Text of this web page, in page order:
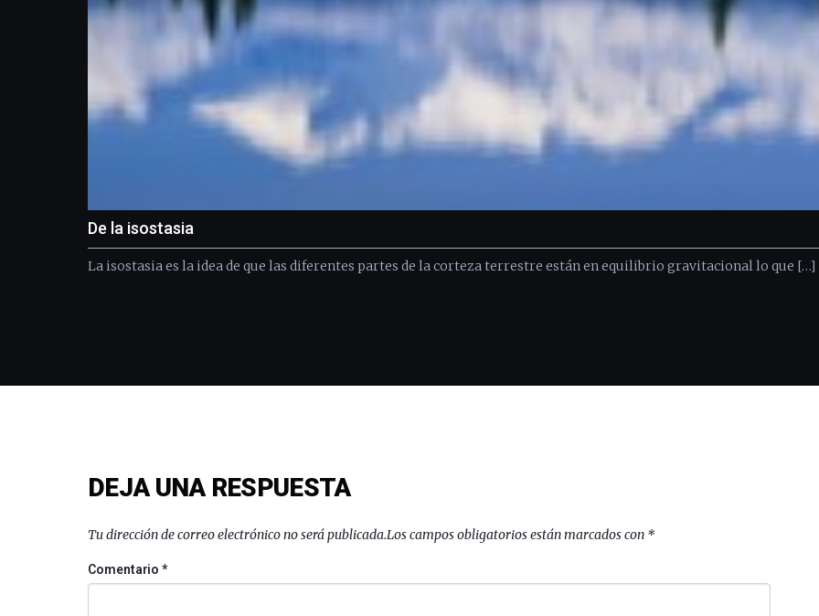
De la isostasia
La isostasia es la idea de que las diferentes partes de la corteza terrestre están en equilibrio gravitacional lo que […]
DEJA UNA RESPUESTA
Tu dirección de correo electrónico no será publicada.Los campos obligatorios están marcados con *
Comentario*